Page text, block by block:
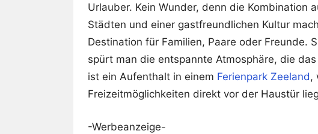
Urlauber. Kein Wunder, denn die Kombination
Städten und einer gastfreundlichen Kultur
Destination für Familien, Paare oder Freunde.
spürt man die entspannte Atmosphäre, die
ist ein Aufenthalt in einem Ferienpark Zeeland,
Freizeitmöglichkeiten direkt vor der Haustür
-Werbeanzeige-